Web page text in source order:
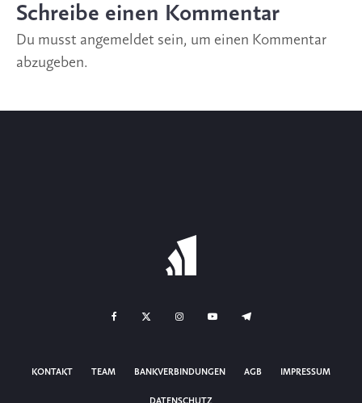
Schreibe einen Kommentar
Du musst angemeldet sein, um einen Kommentar
abzugeben.
KONTAKT TEAM BANKVERBINDUNGEN AGB IMPRESSUM